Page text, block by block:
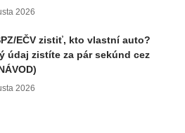
2026
EČV zistiť, kto vlastní auto?
údaj zistíte za pár sekúnd cez
2026